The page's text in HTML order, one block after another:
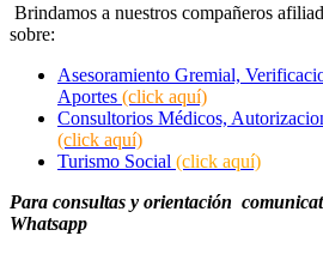
Brindamos a nuestros compañeros
sobre:
Asesoramiento Gremial,
Aportes (click aquí)
Consultorios Médicos,
(click aquí)
Turismo Social (click aquí)
Para consultas y orientación
Whatsapp